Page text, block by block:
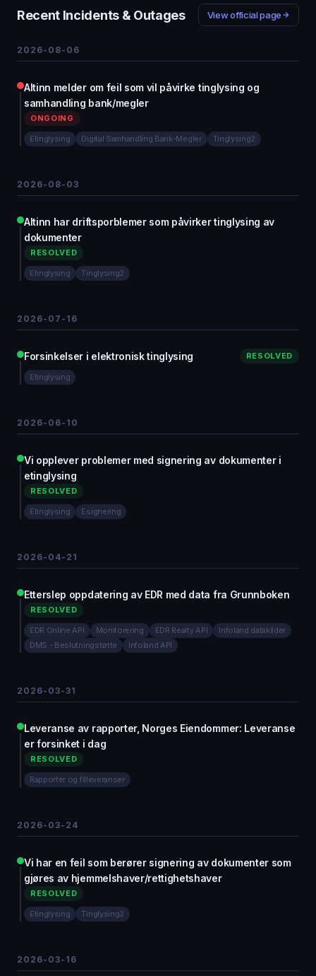
Recent Incidents & Outages View official page
2026-08-06
Altinn melder om feil som vil påvirke tinglysing og
samhandling bank/megler
ONGOING
Etinglysing Digital Samhandling Bank-Megler Tinglysing2
2026-08-03
Altinn har driftsporblemer som påvirker tinglysing av
dokumenter
RESOLVED
Etinglysing Tinglysing2
2026-07-16
Forsinkelser i elektronisk tinglysing RESOLVED
Etinglysing
2026-06-10
Vi opplever problemer med signering av dokumenter i
etinglysing
RESOLVED
Etinglysing Esignering
2026-04-21
Etterslep oppdatering av EDR med data fra Grunnboken
RESOLVED
EDR Online API Monitorering EDR Realty API
Infoland datakilder
DMS - Beslutningstøtte
Infoland API
2026-03-31
Leveranse av rapporter, Norges Eiendommer: Leveranse
er forsinket i dag
RESOLVED
Rapporter og filleveranser
2026-03-24
Vi har en feil som berører signering av dokumenter som
gjøres av hjemmelshaver/rettighetshaver
RESOLVED
Etinglysing Tinglysing2
2026-03-16